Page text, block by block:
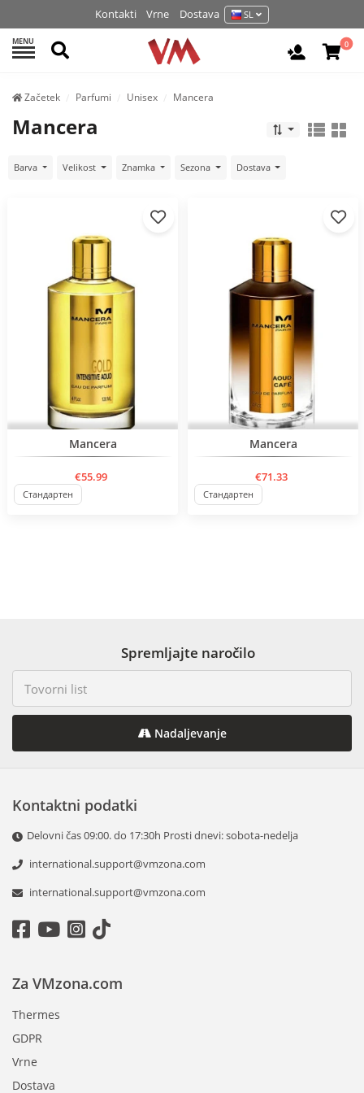
Kontakti Vrne Dostava SL
MENU Išči Prijava /
0
Začetek Parfumi Unisex Mancera
Mancera
Barva Velikost Znamka Sezona Dostava
Mancera
€55.99
Стандартен
Mancera
€71.33
Стандартен
Spremljajte naročilo
Nadaljevanje
Kontaktni podatki
Delovni čas 09:00. do 17:30h Prosti dnevi: sobota-nedelja
international.support@vmzona.com
international.support@vmzona.com
Za VMzona.com
Thermes
GDPR
Vrne
Dostava